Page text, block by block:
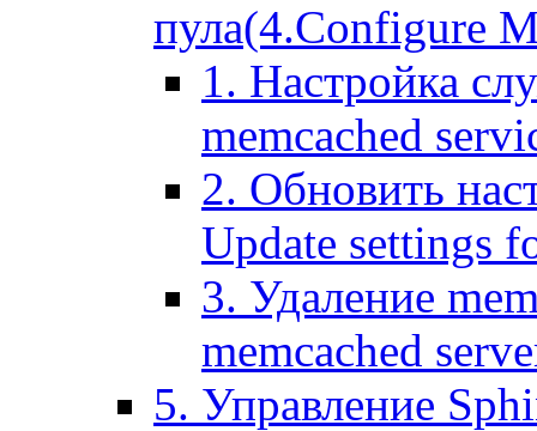
пула(4.Configure
1. Настройка
memcached
2. Обновить
Update settings
3. Удаление
memcached
5. Управление